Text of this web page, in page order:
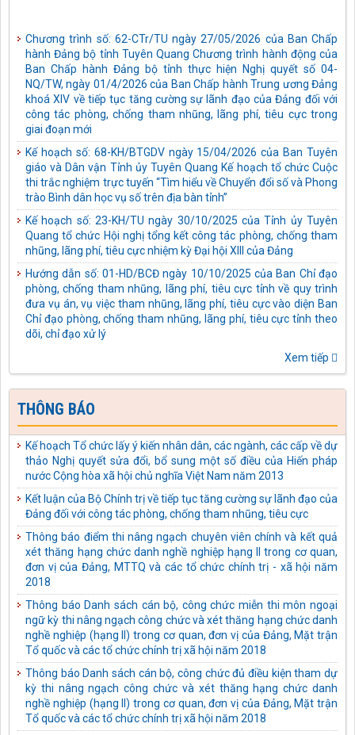
hành Đảng bộ tỉnh Tuyên Quang Chương trình hành động của
Ban Chấp hành Đảng bộ tỉnh thực hiện Nghị quyết số 04-
NQ/TW, ngày 01/4/2026 của Ban Chấp hành Trung ương Đảng
khoá XIV về tiếp tục tăng cường sự lãnh đạo của Đảng đối với
công tác phòng, chống tham nhũng, lãng phí, tiêu cực trong
giai đoạn mới
Kế hoạch số: 68-KH/BTGDV ngày 15/04/2026 của Ban Tuyên
giáo và Dân vận Tỉnh ủy Tuyên Quang Kế hoạch tổ chức Cuộc
thi trắc nghiệm trực tuyến “Tìm hiểu về Chuyển đổi số và Phong
trào Bình dân học vụ số trên địa bàn tỉnh”
Kế hoạch số: 23-KH/TU ngày 30/10/2025 của Tỉnh ủy Tuyên
Quang tổ chức Hội nghị tổng kết công tác phòng, chống tham
nhũng, lãng phí, tiêu cực nhiệm kỳ Đại hội XIII của Đảng
Hướng dẫn số: 01-HD/BCĐ ngày 10/10/2025 của Ban Chỉ đạo
phòng, chống tham nhũng, lãng phí, tiêu cực tỉnh về quy trình
đưa vụ án, vụ việc tham nhũng, lãng phí, tiêu cực vào diện Ban
Chỉ đạo phòng, chống tham nhũng, lãng phí, tiêu cực tỉnh theo
dõi, chỉ đạo xử lý
Kế hoạch số: 05-KH/TU ngày 03/10/2025 của Tỉnh ủy Tuyên
Quang thực hiện Chỉ thị số 43-CT/TW ngày 10/4/2025 của Bộ
Chính trị về tăng cường sự lãnh đạo của Đảng đối với công tác
thể chế hóa chủ trương, đường lối của Đảng về phòng, chống
tham nhũng, lãng phí, tiêu cực thành pháp luật của Nhà nước
Kế hoạch số: 04-KH/TU ngày 03/10/2025 của Tỉnh ủy Tuyên
Quang thực hiện Quy định số 231-QĐ/TW ngày 17/01/2025
của Bộ Chính trị về bảo vệ người đấu tranh chống tham nhũng,
lãng phí, tiêu cực
Công văn số: 488-CV/TU ngày 18/09/2025 của Tỉnh ủy Tuyên
Quang Về tiếp tục thực hiện Chi thị số 14-CT/TW ngày
01/7/2022 của Bộ Chính trị
Quyết định số: 395-QĐ/TU ngày 09/09/2025 của Tỉnh ủy Tuyên
Quang kiện toàn Ban Chỉ đạo phòng, chống tham nhũng, lãng
phí, tiêu cực tỉnh Tuyên Quang
Kế hoạch số: 40-KH/TU ngày 03/09/2025 của Tỉnh ủy Tuyên
Quang thực hiện Chỉ thị số 04-CT/TW ngày 02/6/2021 của Ban
Bí thư về tăng cường sự lãnh đạo của Đảng đối với công tác thu
hồi tài sản bị thất thoát, chiếm đoạt trong các vụ án hình sự về
tham nhũng, kinh tế
Kế hoạch số: 41-KH/TU ngày 03/09/2025 của Tỉnh ủy Tuyên
Quang thực hiện Quy định số 132-QĐ/TW ngày 27/10/2023
của Bộ Chính trị về kiểm soát quyền lực, phòng, chống tham
nhũng, tiêu cực trong hoạt động điều tra, truy tố, xét xử, thi
Xem tiếp
THÔNG BÁO
Kế hoạch Tổ chức lấy ý kiến nhân dân, các ngành, các cấp về dự
thảo Nghị quyết sửa đổi, bổ sung một số điều của Hiến pháp
nước Cộng hòa xã hội chủ nghĩa Việt Nam năm 2013
Kết luận của Bộ Chính trị về tiếp tục tăng cường sự lãnh đạo của
Đảng đối với công tác phòng, chống tham nhũng, tiêu cực
Thông báo điểm thi nâng ngạch chuyên viên chính và kết quả
xét thăng hạng chức danh nghề nghiệp hạng II trong cơ quan,
đơn vị của Đảng, MTTQ và các tổ chức chính trị - xã hội năm
2018
Thông báo Danh sách cán bộ, công chức miễn thi môn ngoại
ngữ kỳ thi nâng ngạch công chức và xét thăng hạng chức danh
nghề nghiệp (hạng II) trong cơ quan, đơn vị của Đảng, Mặt trận
Tổ quốc và các tổ chức chính trị xã hội năm 2018
Thông báo Danh sách cán bộ, công chức đủ điều kiện tham dự
kỳ thi nâng ngạch công chức và xét thăng hạng chức danh
nghề nghiệp (hạng II) trong cơ quan, đơn vị của Đảng, Mặt trận
Tổ quốc và các tổ chức chính trị xã hội năm 2018